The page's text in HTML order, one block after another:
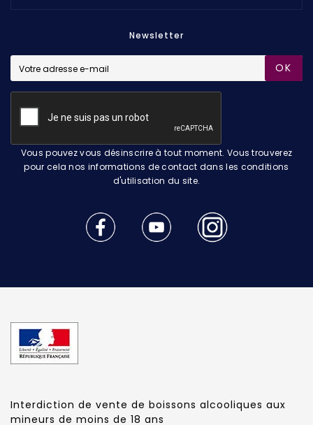
Newsletter
OK
Vous pouvez vous désinscrire à tout moment. Vous trouverez
pour cela nos informations de contact dans les conditions
d'utilisation du site.
Interdiction de vente de boissons alcooliques aux
mineurs de moins de 18 ans